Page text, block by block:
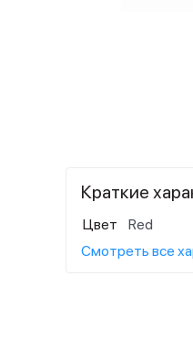
Краткие
Цвет
Red
Смотреть все